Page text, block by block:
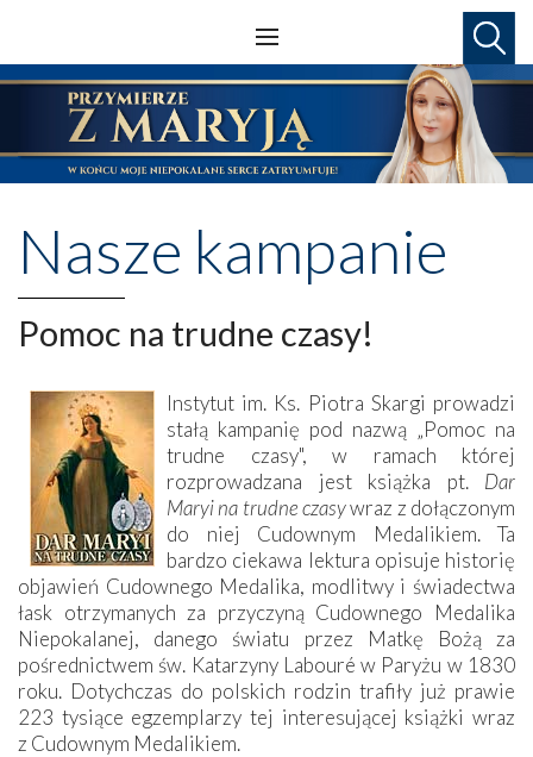
Nasze kampanie
Pomoc na trudne czasy!
Instytut im. Ks. Piotra Skargi prowadzi
stałą kampanię pod nazwą „Pomoc na
trudne czasy", w ramach której
rozprowadzana jest książka pt. Dar
Maryi na trudne czasywraz z dołączonym
do niej Cudownym Medalikiem. Ta
bardzo ciekawa lektura opisuje historię
objawień Cudownego Medalika, modlitwy i świadectwa
łask otrzymanych za przyczyną Cudownego Medalika
Niepokalanej, danego światu przez Matkę Bożą za
pośrednictwem św. Katarzyny Labouré w Paryżu w 1830
roku. Dotychczas do polskich rodzin trafiły już prawie
223 tysiące egzemplarzy tej interesującej książki wraz
z Cudownym Medalikiem.